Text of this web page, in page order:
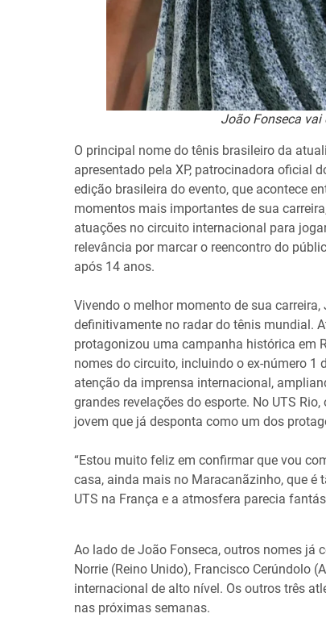
João Fonseca vai
O principal nome do tênis brasileiro da
apresentado pela XP, patrocinadora oficial
edição brasileira do evento, que acontece
momentos mais importantes de sua
atuações no circuito internacional para
relevância por marcar o reencontro do
após 14 anos.
Vivendo o melhor momento de sua
definitivamente no radar do tênis mundial.
protagonizou uma campanha histórica em
nomes do circuito, incluindo o ex-número 1
atenção da imprensa internacional,
grandes revelações do esporte. No UTS
jovem que já desponta como um dos
“Estou muito feliz em confirmar que vou
casa, ainda mais no Maracanãzinho, que
UTS na França e a atmosfera parecia
Ao lado de João Fonseca, outros nomes já
Norrie (Reino Unido), Francisco Cerúndolo
internacional de alto nível. Os outros três
nas próximas semanas.